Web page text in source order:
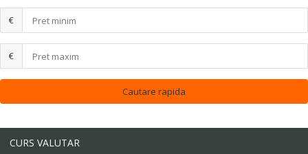
€
€
CURS VALUTAR